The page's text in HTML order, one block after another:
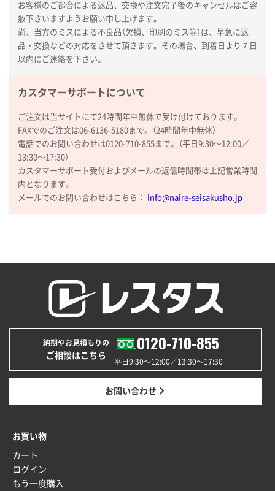
2026年01月16日 10:53
納期が比較的短く、ロット数が豊富に選べて価格が安
かったため
山口県P社様
③1枚
希望の商品の取り扱いがあったので
大阪府のお客様
厚手コットンマチ付トートL ナチュラル(A4対応)
200枚
2025年12月25日 13:33
以前の注文も含め価格と品質
青森県K社様
ワンポイントポリ袋 A4サイズ1000枚
2025年12月24日 13:22
安い
ワンポイント箔押し紙袋 M横サイズ(A4対応)100
2025年12月22日 03:31
神奈川県S社様
お客様のご都合による返品、交換や注文完了後のキャンセルはご容
赦下さいますようお願い申し上げます。
尚、当方のミスによる不良品（欠損、印刷のミス等）は、早急に返
品・交換などの対応をさせて頂きます。その場合、到着日より７日
以内にご連絡を下さい。
カスタマーサポートについて
ご注文は当サイトにて24時間年中無休で受け付けております。
FAXでのご注文は06-6136-5180まで。（24時間年中無休）
電話でのお問い合わせは0120-710-855まで。（平日9:30〜12:00／
13:30〜17:30）
カスタマーサポート受付およびメールの返信時間帯は上記営業時間
内となります。
メールでのお問い合わせはこちら： info@naire-seisakusho.jp
納期やお見積もりの
ご相談はこちら
0120-710-855
平日9:30〜12:00／13:30〜17:30
お問い合わせ
お買い物
カート
ログイン
もう一度購入